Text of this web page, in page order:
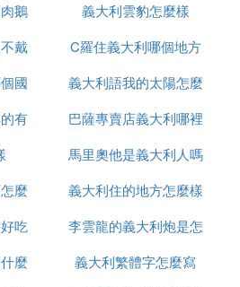
主與法國皇太子就在凡爾賽宮
是這場盛宴的壓軸甜點，它為
句點。此後。在法國，泡芙就
思。除此之外，無論是節慶典
。
芙外酥里嫩，口感綿。
口感綿密，奶香十足，香濃不
油，巧克力，冰淇淋等，這樣
脆，過早注入奶油等物會導致
鵝
義大利雲豹怎麼樣
戴
C羅住義大利哪個地方
國
義大利語我的太陽怎麼
寫
有
巴薩專賣店義大利哪裡
有
馬里奧他是義大利人嗎
法語怎麼說
麼
義大利住的地方怎麼樣
吃
李雲龍的義大利炮是怎
麼發射
麼
義大利繁體字怎麼寫